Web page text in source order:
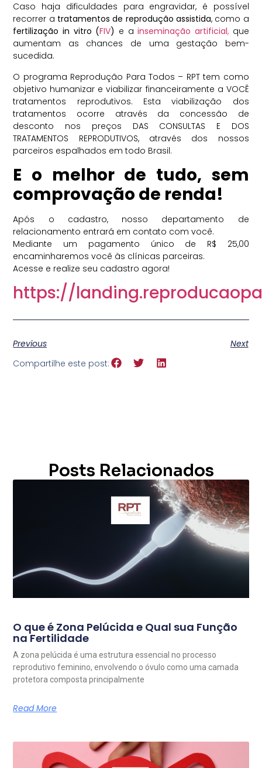
Caso haja dificuldades para engravidar, é possível
recorrer a tratamentos de reprodução assistida, como a
fertilização in vitro (FIV) e a inseminação artificial,que
aumentam as chances de uma gestação bem-
sucedida.
O programa Reprodução Para Todos – RPT tem como
objetivo humanizar e viabilizar financeiramente a VOCÊ
tratamentos reprodutivos. Esta viabilização dos
tratamentos ocorre através da concessão de
desconto nos preços DAS CONSULTAS E DOS
TRATAMENTOS REPRODUTIVOS, através dos nossos
parceiros espalhados em todo Brasil.
E o melhor de tudo, sem
comprovação de renda!
Após o cadastro, nosso departamento de
relacionamento entrará em contato com você.
Mediante um pagamento único de R$ 25,00
encaminharemos você às clínicas parceiras.
Acesse e realize seu cadastro agora!
https://
Previous
Next
Compartilhe este post:
Posts Relacionados
O que é Zona Pelúcida e Qual sua Função
na Fertilidade
A zona pelúcida é uma estrutura essencial no processo
reprodutivo feminino, envolvendo o óvulo como uma camada
protetora composta principalmente
Read More